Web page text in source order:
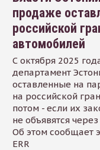
продаже
российской
автомобилей
С октября 2025
департамент
оставленные на
на российской
потом - если их
не объявятся
Об этом сообщает
ERR